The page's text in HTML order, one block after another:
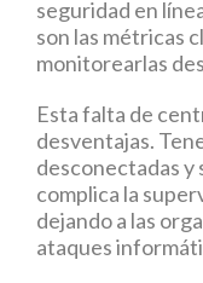
seguridad en
son las métricas
monitorearlas
Esta falta de
desventajas.
desconectadas
complica la
dejando a las
ataques